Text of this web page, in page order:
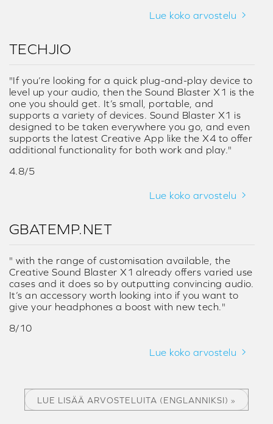
Lue koko arvostelu
TECHJIO
"If you’re looking for a quick plug-and-play device to
level up your audio, then the Sound Blaster X1 is the
one you should get. It’s small, portable, and
supports a variety of devices. Sound Blaster X1 is
designed to be taken everywhere you go, and even
supports the latest Creative App like the X4 to offer
additional functionality for both work and play."
4.8/5
Lue koko arvostelu
GBATEMP.NET
" with the range of customisation available, the
Creative Sound Blaster X1 already offers varied use
cases and it does so by outputting convincing audio.
It’s an accessory worth looking into if you want to
give your headphones a boost with new tech."
8/10
Lue koko arvostelu
LUE LISÄÄ ARVOSTELUITA (ENGLANNIKSI) »